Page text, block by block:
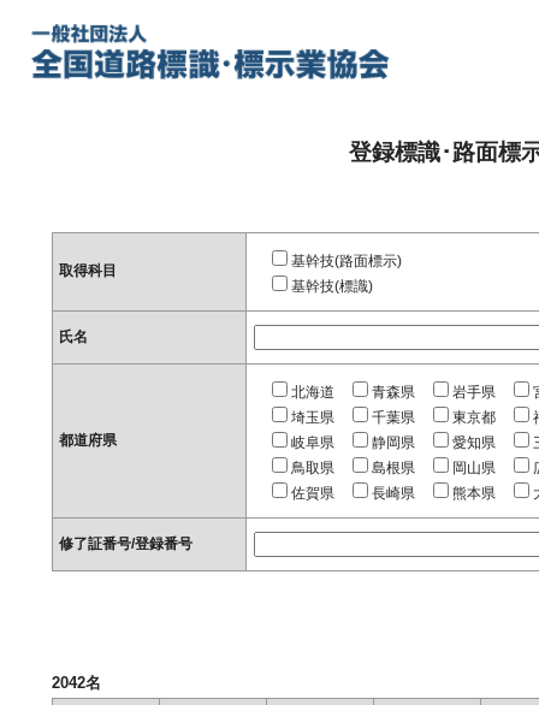
登録標識･路面標
取得科目
基幹技(路面標示)
基幹技(標識)
氏名
都道府県
北海道 青森県 岩手県
埼玉県
千葉県 東京都
岐阜県
静岡県 愛知県
鳥取県
島根県 岡山県
佐賀県
長崎県 熊本県
修了証番号/登録番号
2042名